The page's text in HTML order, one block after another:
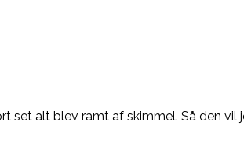
set alt blev ramt af skimmel. Så den vil